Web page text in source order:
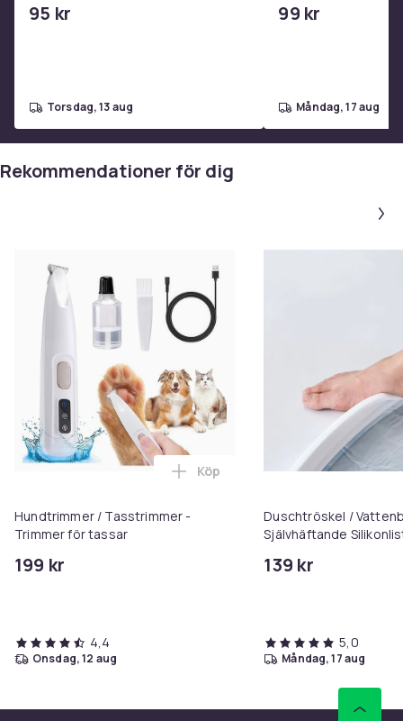
95 kr
torsdag, 13 aug
99 kr
måndag, 17 aug
Rekommendationer för dig
Hundtrimmer / Tasstrimmer -
Trimmer för tassar
199 kr
Lägg till Hundtrimmer /
Köp
4,4
onsdag, 12 aug
Duschtröskel /
Självhäftande
139 kr
5,0
måndag, 17 aug